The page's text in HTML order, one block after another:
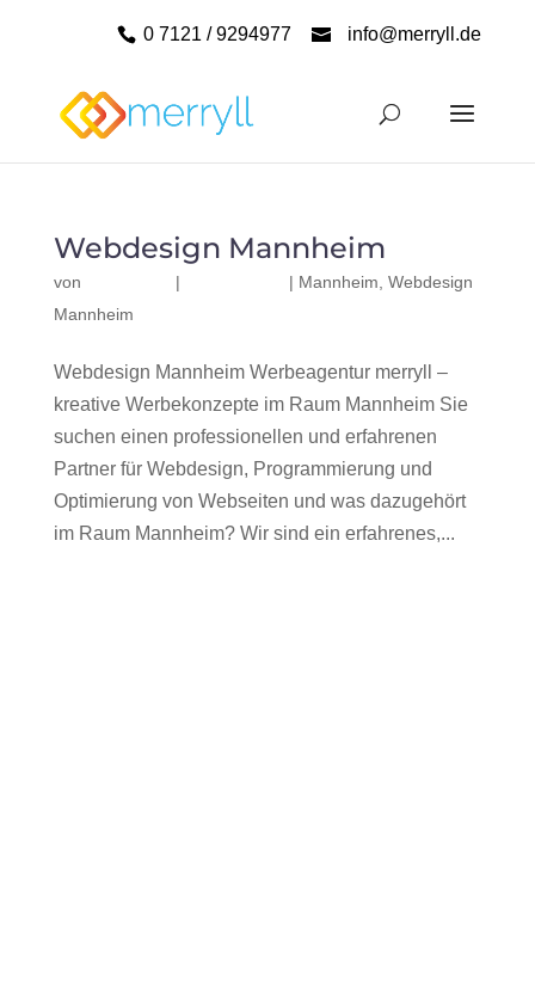
0 7121 / 9294977 info@merryll.de
Webdesign Mannheim
von | | Mannheim Webdesign
Mannheim
Webdesign Mannheim Werbeagentur merryll –
kreative Werbekonzepte im Raum Mannheim Sie
suchen einen professionellen und erfahrenen
Partner für Webdesign, Programmierung und
Optimierung von Webseiten und was dazugehört
im Raum Mannheim? Wir sind ein erfahrenes,...